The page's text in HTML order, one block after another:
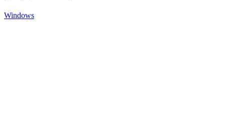
Windows